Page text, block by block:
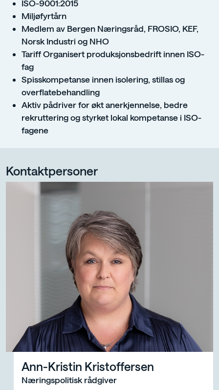
ISO-9001:2015
Miljøfyrtårn
Medlem av Bergen Næringsråd, FROSIO, KEF,
Norsk Industri og NHO
Tariff Organisert produksjonsbedrift innen ISO-
fag
Spisskompetanse innen isolering, stillas og
overflatebehandling
Aktiv pådriver for økt anerkjennelse, bedre
rekruttering og styrket lokal kompetanse i ISO-
fagene
Kontaktpersoner
Ann-Kristin Kristoffersen
Næringspolitisk rådgiver